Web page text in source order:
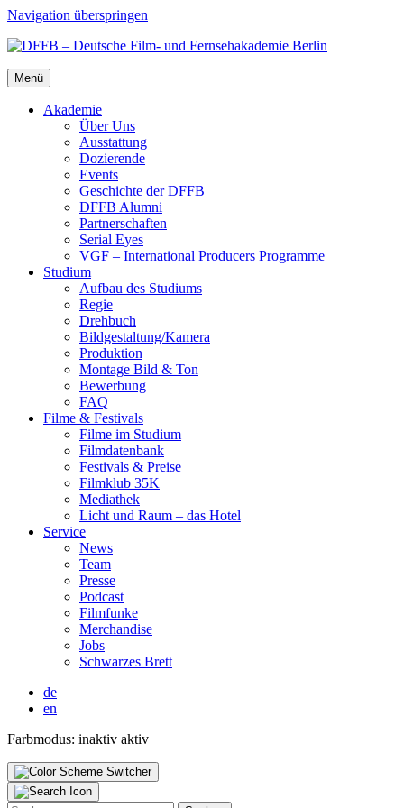
Navigation überspringen
Menü
Aka­de­mie
Über Uns
Aus­stat­tung
Dozie­ren­de
Events
Geschich­te der DFFB
DFFB Alum­ni
Part­ner­schaf­ten
Seri­al Eyes
VGF – Inter­na­tio­nal Pro­du­cers Pro­gram­me
Stu­di­um
Auf­bau des Stu­di­ums
Regie
Dreh­buch
Bildgestaltung/​​Kamera
Pro­duk­ti­on
Mon­ta­ge Bild & Ton
Bewer­bung
FAQ
Fil­me & Fes­ti­vals
Fil­me im Stu­di­um
Film­da­ten­bank
Fes­ti­vals & Prei­se
Film­klub 35K
Media­thek
Licht und Raum – das Hotel
Ser­vice
News
Team
Pres­se
Pod­cast
Film­fun­ke
Mer­chan­di­se
Jobs
Schwar­zes Brett
de
en
Farbmodus: inaktiv aktiv